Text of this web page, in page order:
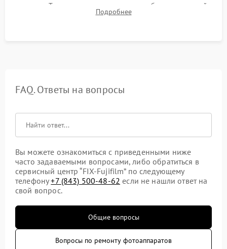
мишени. Тест записи на карту памяти, работы встроенной
вспышки, микрофона и всех кнопок управления.
Подробнее
FAQ. Ответы на вопросы
Вы можете ознакомиться с приведенными ниже
часто задаваемыми вопросами, либо обратиться в
сервисный центр “FIX-Fujifilm” по следующему
телефону+7 (843) 500-48-62 если не нашли ответ на
свой вопрос.
Общие вопросы
Вопросы по ремонту фотоаппаратов